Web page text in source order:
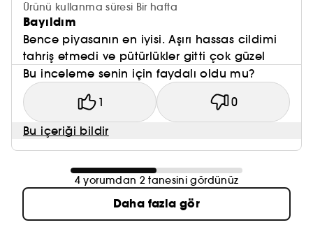
Ürünü kullanma süresi Bir hafta
Bayıldım
Bence piyasanın en iyisi. Aşırı hassas cildimi
tahriş etmedi ve pütürlükler gitti çok güzel
Bu inceleme senin için faydalı oldu mu?
1 0
Bu içeriği bildir
4 yorumdan 2 tanesini gördünüz
Daha fazla gör